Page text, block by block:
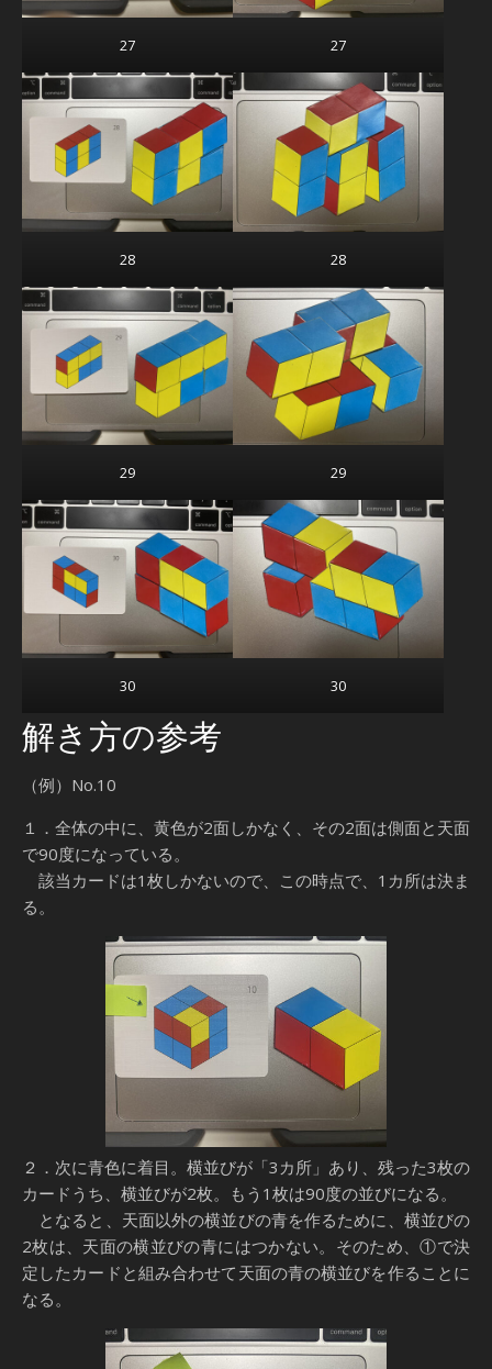
27 27
28 28
29 29
30 30
解き方の参考
（例）No.10
１．全体の中に、黄色が2面しかなく、その2面は側面と天面
で90度になっている。
該当カードは1枚しかないので、この時点で、1カ所は決ま
る。
２．次に青色に着目。横並びが「3カ所」あり、残った3枚の
カードうち、横並びが2枚。もう1枚は90度の並びになる。
となると、天面以外の横並びの青を作るために、横並びの
2枚は、天面の横並びの青にはつかない。そのため、①で決
定したカードと組み合わせて天面の青の横並びを作ることに
なる。